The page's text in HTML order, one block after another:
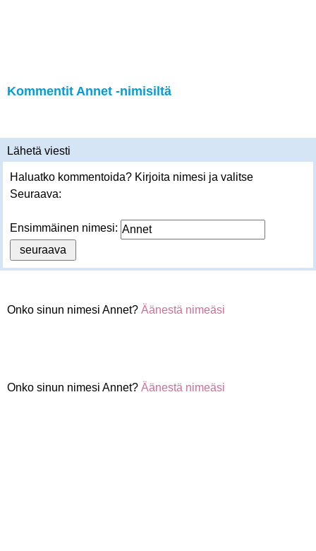
Kommentit Annet -nimisiltä
Lähetä viesti
Haluatko kommentoida? Kirjoita nimesi ja valitse
Seuraava:
Ensimmäinen nimesi:
Onko sinun nimesi Annet? Äänestä nimeäsi
Onko sinun nimesi Annet? Äänestä nimeäsi